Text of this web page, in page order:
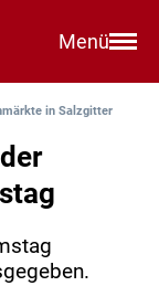
Menü
in Salzgitter